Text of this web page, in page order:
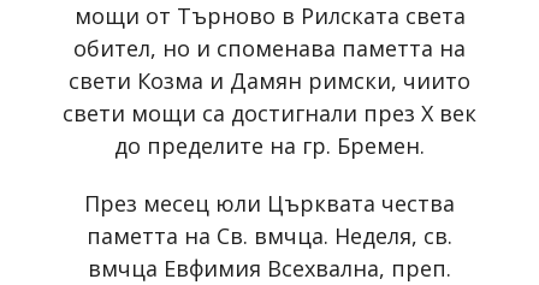
мощи от Търново в Рилската света
обител, но и споменава паметта на
свети Козма и Дамян римски, чиито
свети мощи са достигнали през X век
до пределите на гр. Бремен.
През месец юли Църквата чества
паметта на Св. вмчца. Неделя, св.
вмчца Евфимия Всехвална, преп.